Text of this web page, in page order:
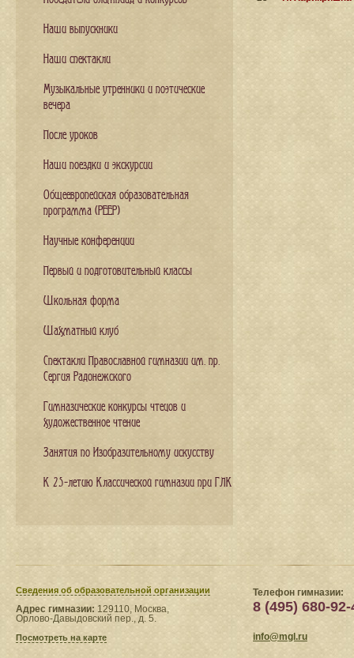
Наши выпускники
Наши спектакли
Музыкальные утренники и поэтические
вечера
После уроков
Наши поездки и экскурсии
Общеевропейская образовательная
программа (PEEP)
Научные конференции
Первый и подготовительный классы
Школьная форма
Шахматный клуб
Спектакли Православной гимназии им. пр.
Сергия Радонежского
Гимназические конкурсы чтецов и
художественное чтение
Занятия по Изобразительному искусству
К 25-летию Классической гимназии при ГЛК
Сведения​ об образовательной организации
Адрес гимназии: 129110, Москва,
Орлово-Давыдовский пер., д. 5.
Посмотреть на карте
Телефон гимназии:
8 (495) 680-92-
info@mgl.ru